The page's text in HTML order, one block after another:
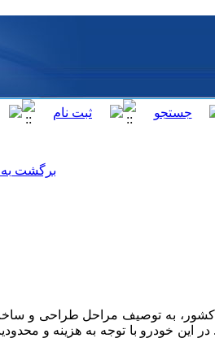
برگشت
در کشور، به توصیف مراحل طراحی و
با پلت‌فرم پراید در ایران با نام شاهب 2 پرداخته است. در این خودرو با توجه به هزینه و